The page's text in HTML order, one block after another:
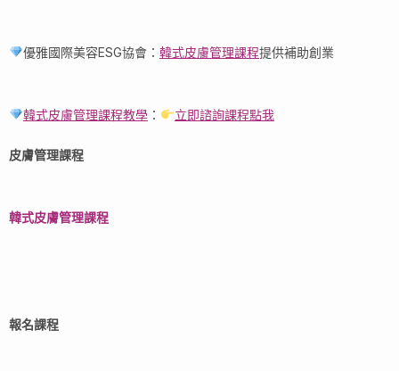
優雅國際美容ESG協會： 韓式皮膚管理課程提供補助創業
韓式皮膚管理課程教學： 立即諮詢課程點我
皮膚管理課程
韓式皮膚管理課程
報名課程​